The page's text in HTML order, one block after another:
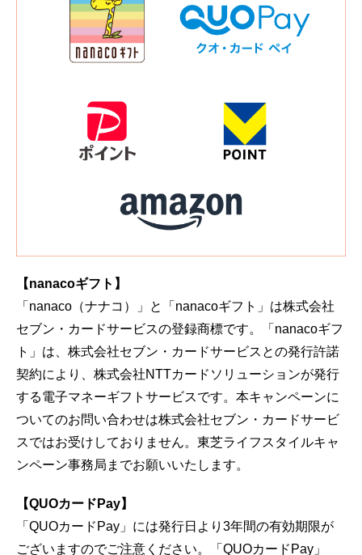
【nanacoギフト】
「nanaco（ナナコ）」と「nanacoギフト」は株式会社
セブン・カードサービスの登録商標です。「nanacoギフ
ト」は、株式会社セブン・カードサービスとの発行許諾
契約により、株式会社NTTカードソリューションが発行
する電子マネーギフトサービスです。本キャンペーンに
ついてのお問い合わせは株式会社セブン・カードサービ
スではお受けしておりません。東芝ライフスタイルキャ
ンペーン事務局までお願いいたします。
【QUOカードPay】
「QUOカードPay」には発行日より3年間の有効期限が
ございますのでご注意ください。「QUOカードPay」